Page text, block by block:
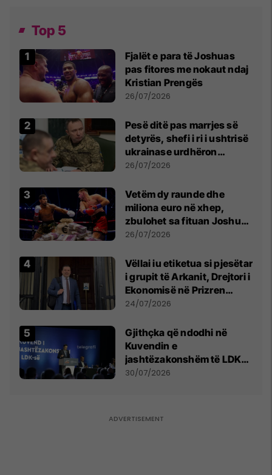
Top 5
Fjalët e para të Joshuas
pas fitores me nokaut ndaj
Kristian Prengës
26/07/2026
Pesë ditë pas marrjes së
detyrës, shefi i ri i ushtrisë
ukrainase urdhëron
kontroll të madh
26/07/2026
Vetëm dy raunde dhe
miliona euro në xhep,
zbulohet sa fituan Joshua
e Prenga
26/07/2026
Vëllai iu etiketua si pjesëtar
i grupit të Arkanit, Drejtori i
Ekonomisë në Prizren
mohon pretendimet
24/07/2026
Gjithçka që ndodhi në
Kuvendin e
jashtëzakonshëm të LDK-
së
30/07/2026